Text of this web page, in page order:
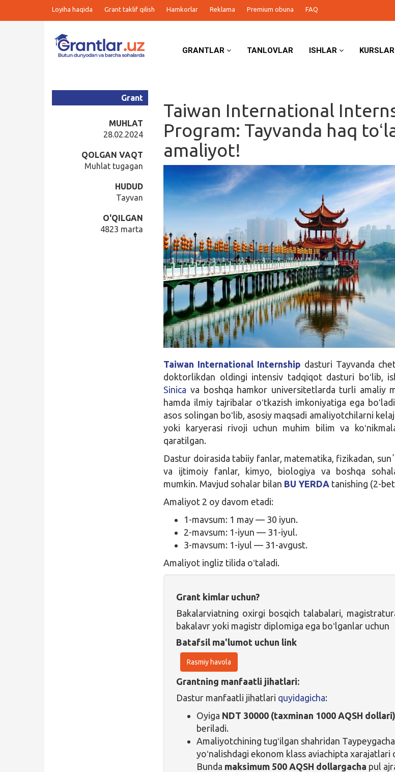
Loyiha haqida Grant taklif qilish Hamkorlar Reklama Premium obuna FAQ
GRANTLAR TANLOVLAR ISHLAR KURSLAR
Taiwan International
Program: Tayvanda haq
amaliyot!
Grant
MUHLAT
28.02.2024
QOLGAN VAQT
Muhlat tugagan
HUDUD
Tayvan
O'QILGAN
4823 marta
Taiwan International Internship dasturi Tayvanda
doktorlikdan oldingi intensiv tadqiqot dasturi boʻlib,
Sinica va boshqa hamkor universitetlarda turli amaliy
hamda ilmiy tajribalar oʻtkazish imkoniyatiga ega
asos solingan boʻlib, asosiy maqsadi amaliyotchilarni
yoki karyerasi rivoji uchun muhim bilim va
qaratilgan.
Dastur doirasida tabiiy fanlar, matematika, fizikadan,
va ijtimoiy fanlar, kimyo, biologiya va boshqa
mumkin. Mavjud sohalar bilan BU YERDA tanishing (2-
Amaliyot 2 oy davom etadi:
1-mavsum: 1 may — 30 iyun.
2-mavsum: 1-iyun — 31-iyul.
3-mavsum: 1-iyul — 31-avgust.
Amaliyot ingliz tilida oʻtaladi.
Grant kimlar uchun?
Bakalarviatning oxirgi bosqich talabalari,
bakalavr yoki magistr diplomiga ega boʻlganlar uchun
Batafsil ma'lumot uchun link
Rasmiy havola
Grantning manfaatli jihatlari:
Dastur manfaatli jihatlari quyidagicha:
Oyiga NDT 30000 (taxminan 1000 AQSH
beriladi.
Amaliyotchining tugʻilgan shahridan
yoʻnalishdagi ekonom klass aviachipta xarajatlari
Bunda maksimum 500 AQSH dollargacha pul